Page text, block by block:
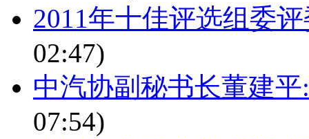
2011年十佳评选组委
02:47)
中汽协副秘书长董建
07:54)